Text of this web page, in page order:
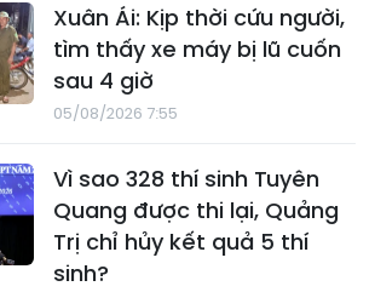
Xuân Ái: Kịp thời cứu người,
tìm thấy xe máy bị lũ cuốn
sau 4 giờ
05/08/2026 7:55
Vì sao 328 thí sinh Tuyên
Quang được thi lại, Quảng
Trị chỉ hủy kết quả 5 thí
sinh?